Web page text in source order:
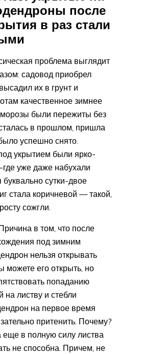
после
в раз стали
проблема выглядит
садовод приобрел
их в грунт и
качественное зимнее
были пережиты без
в прошлом, пришла
успешно снято.
укрытием были ярко-
уже даже набухали
буквально сутки-двое
стала коричневой — такой,
сожгли.
в том, что после
под зимним
нельзя открывать
можете его открыть, но
попаданию
на листву и стебли
на первое время
притенить. Почему?
еще в полную силу листва
не способна. Причем, не